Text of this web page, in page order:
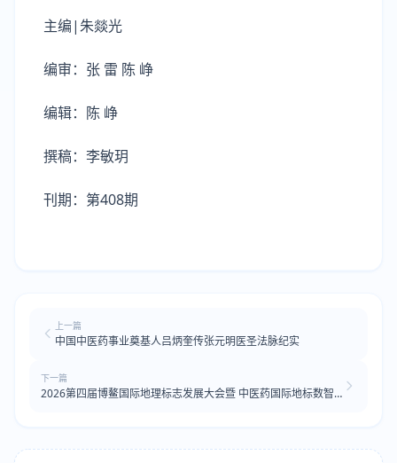
主编|朱燚光
编审：张 雷 陈 峥
编辑：陈 峥
撰稿：李敏玥
刊期：第408期
上一篇
中国中医药事业奠基人吕炳奎传张元明医圣法脉纪实
下一篇
2026第四届博鳌国际地理标志发展大会暨 中医药国际地标数智